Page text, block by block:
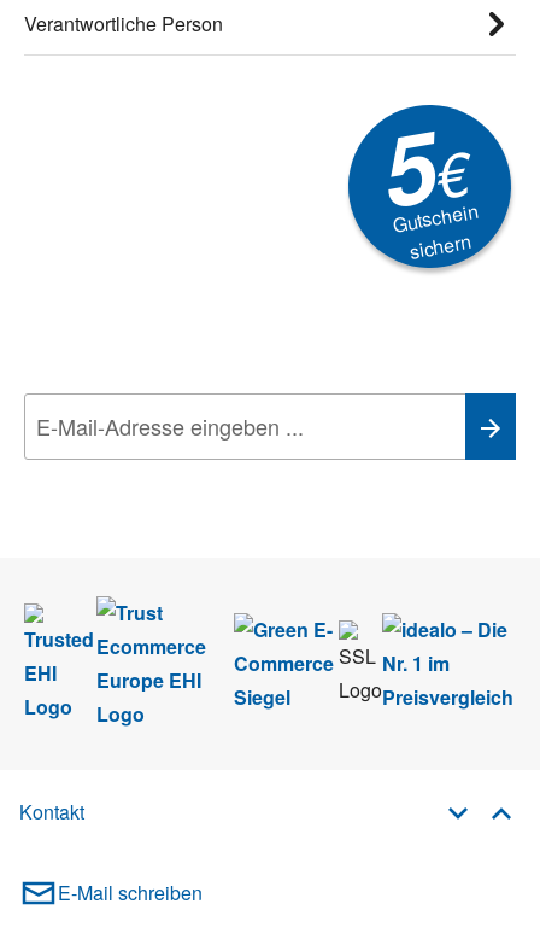
Verantwortliche Person
5€
Gutschein
sichern
Kontakt
E-Mail schreiben